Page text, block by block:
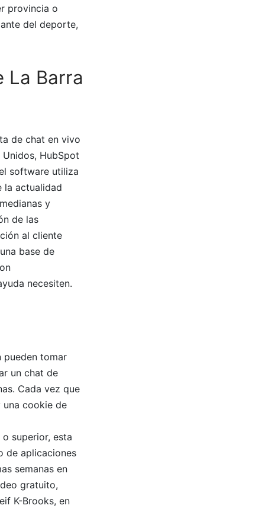
provincia o
del deporte,
La Barra
de chat en vivo
HubSpot
software utiliza
la actualidad
y
de las
al cliente
base de
necesiten.
pueden tomar
un chat de
Cada vez que
una cookie de
superior, esta
de aplicaciones
semanas en
gratuito,
K-Brooks, en